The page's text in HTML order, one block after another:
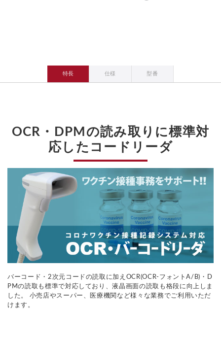
特長 仕様 型番
OCR・DPMの読み取りに標準対
応したコードリーダ
バーコード・2次元コードの読取に加えOCR(OCR-フォントA/B)・D
PMの読取も標準で対応しており、液晶画面の読取も格段に向上しま
した。 小売店やスーパー、医療機関など様々な業務でご利用いただ
けます。